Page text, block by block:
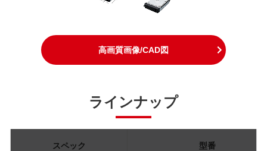
高画質画像/CAD図
ラインナップ
スペック 型番